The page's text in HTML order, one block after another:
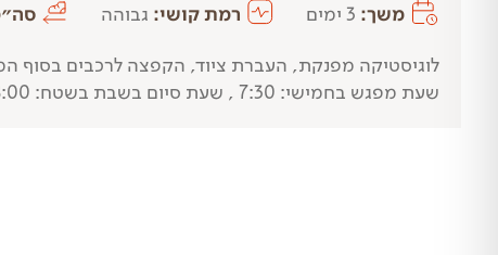
משך: רמת קושי: גבוהה
לוגיסטיקה מפנקת, העברת ציוד, הקפצה לרכבים בסוף
שעת מפגש בחמישי: 7:30 , שעת סיום בשבת בשטח: 18:00